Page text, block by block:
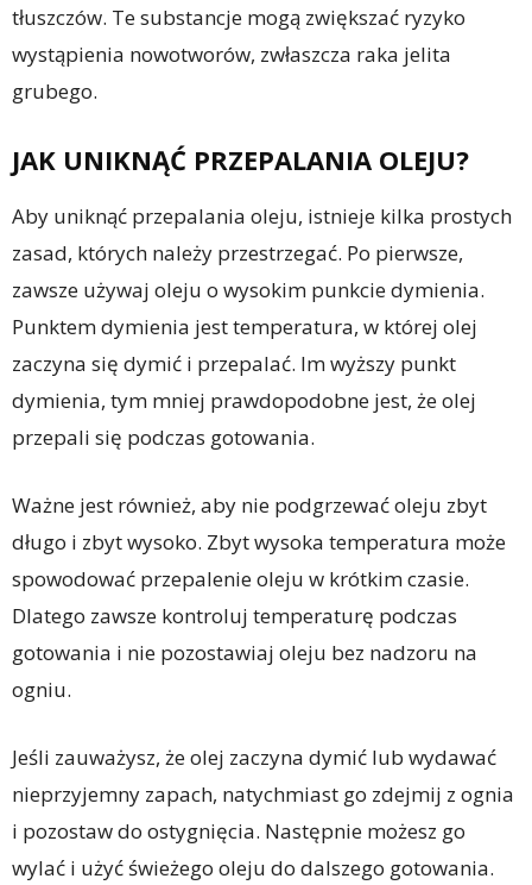
tłuszczów. Te substancje mogą zwiększać ryzyko
wystąpienia nowotworów, zwłaszcza raka jelita
grubego.
JAK UNIKNĄĆ PRZEPALANIA OLEJU?
Aby uniknąć przepalania oleju, istnieje kilka prostych
zasad, których należy przestrzegać. Po pierwsze,
zawsze używaj oleju o wysokim punkcie dymienia.
Punktem dymienia jest temperatura, w której olej
zaczyna się dymić i przepalać. Im wyższy punkt
dymienia, tym mniej prawdopodobne jest, że olej
przepali się podczas gotowania.
Ważne jest również, aby nie podgrzewać oleju zbyt
długo i zbyt wysoko. Zbyt wysoka temperatura może
spowodować przepalenie oleju w krótkim czasie.
Dlatego zawsze kontroluj temperaturę podczas
gotowania i nie pozostawiaj oleju bez nadzoru na
ogniu.
Jeśli zauważysz, że olej zaczyna dymić lub wydawać
nieprzyjemny zapach, natychmiast go zdejmij z ognia
i pozostaw do ostygnięcia. Następnie możesz go
wylać i użyć świeżego oleju do dalszego gotowania.